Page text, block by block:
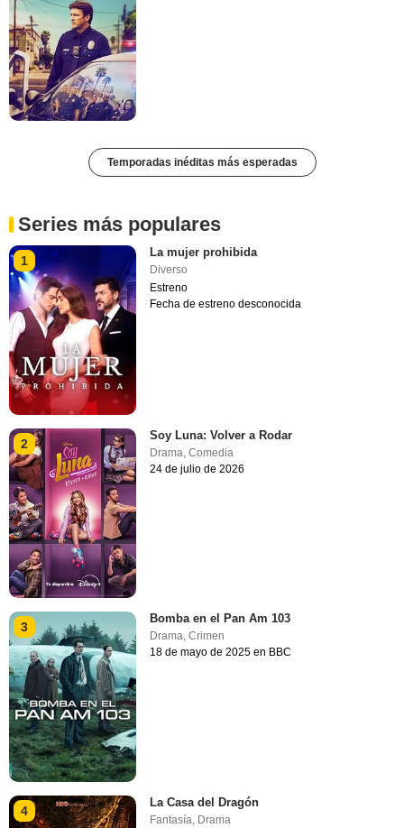
Temporadas inéditas más esperadas
Series más populares
1
La mujer prohibida
Diverso
Estreno
Fecha de estreno desconocida
2
Soy Luna: Volver a Rodar
Drama,Comedia
24 de julio de 2026
3
Bomba en el Pan Am 103
Drama,Crimen
18 de mayo de 2025 en BBC
4
La Casa del Dragón
Fantasía Drama